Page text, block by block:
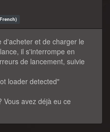
d'acheter et de charger le
il s'interrompe en
de lancement, suivie
loader detected"
Vous avez déjà eu ce